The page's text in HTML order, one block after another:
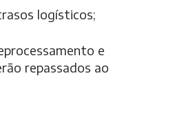
logísticos;
e
repassados ao